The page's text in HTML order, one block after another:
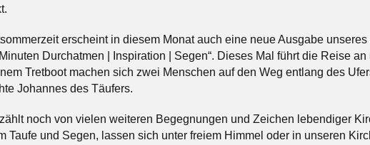
erscheint in diesem Monat auch eine neue Ausgabe
Durchatmen | Inspiration | Segen“. Dieses Mal führt die Reise
Tretboot machen sich zwei Menschen auf den Weg entlang des
Johannes des Täufers.
noch von vielen weiteren Begegnungen und Zeichen lebendiger
Taufe und Segen, lassen sich unter freiem Himmel oder in unseren